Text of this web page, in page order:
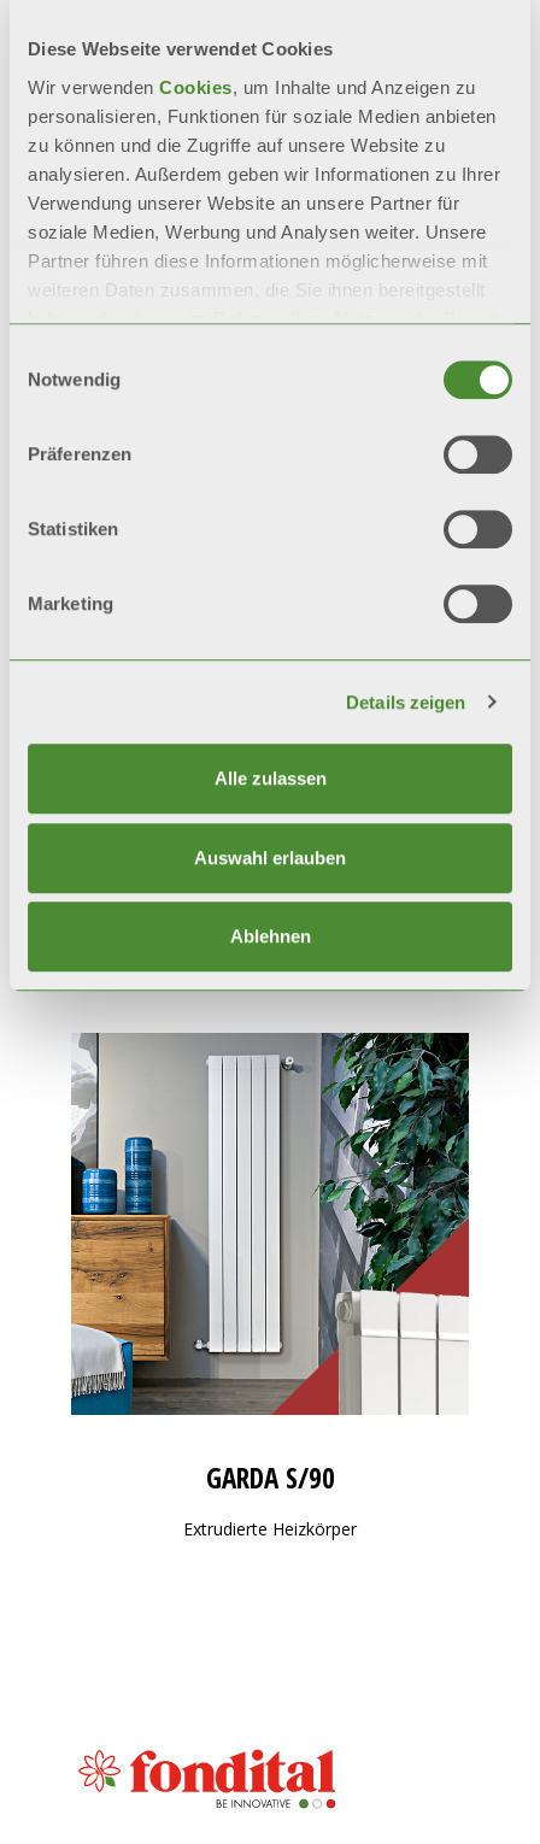
Diese Webseite verwendet Cookies
Wir verwenden Cookies, um Inhalte und Anzeigen zu
personalisieren, Funktionen für soziale Medien anbieten
zu können und die Zugriffe auf unsere Website zu
analysieren. Außerdem geben wir Informationen zu Ihrer
Verwendung unserer Website an unsere Partner für
soziale Medien, Werbung und Analysen weiter. Unsere
Partner führen diese Informationen möglicherweise mit
weiteren Daten zusammen, die Sie ihnen bereitgestellt
haben oder die sie im Rahmen Ihrer Nutzung der Dienste
Notwendig
Präferenzen
Statistiken
Marketing
Details zeigen
Alle zulassen
Auswahl erlauben
Ablehnen
Dokumentation
TRIBECA
GARDA S/90
Extrudierte Heizkörper